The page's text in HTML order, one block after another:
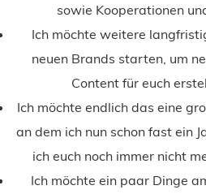
sowie Kooperationen
Ich möchte weitere
neuen Brands starten, um
Content für euch
Ich möchte endlich das eine
an dem ich nun schon fast ein
ich euch noch immer nicht
Ich möchte ein paar Dinge